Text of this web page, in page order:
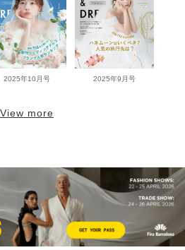
2025年10月号 2025年9月号
View more